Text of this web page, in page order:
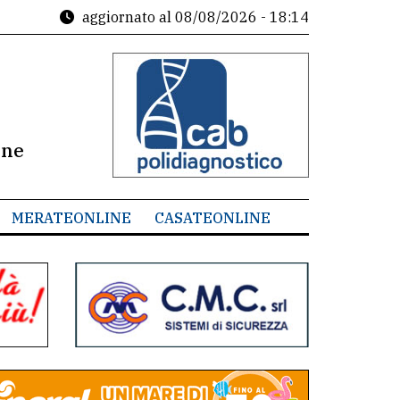
aggiornato al 08/08/2026 - 18:14
MERATEONLINE CASATEONLINE